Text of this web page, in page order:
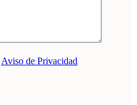
Aviso de Privacidad